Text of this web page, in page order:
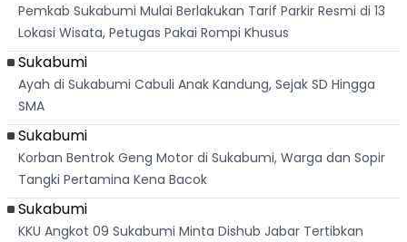
Pemkab Sukabumi Mulai Berlakukan Tarif Parkir Resmi di 13
Lokasi Wisata, Petugas Pakai Rompi Khusus
Sukabumi
Ayah di Sukabumi Cabuli Anak Kandung, Sejak SD Hingga
SMA
Sukabumi
Korban Bentrok Geng Motor di Sukabumi, Warga dan Sopir
Tangki Pertamina Kena Bacok
Sukabumi
KKU Angkot 09 Sukabumi Minta Dishub Jabar Tertibkan